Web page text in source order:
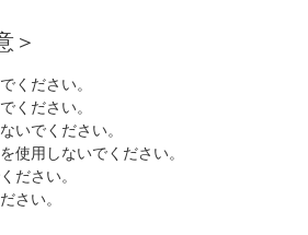
＞
ください。
ください。
いでください。
使用しないでください。
ださい。
さい。